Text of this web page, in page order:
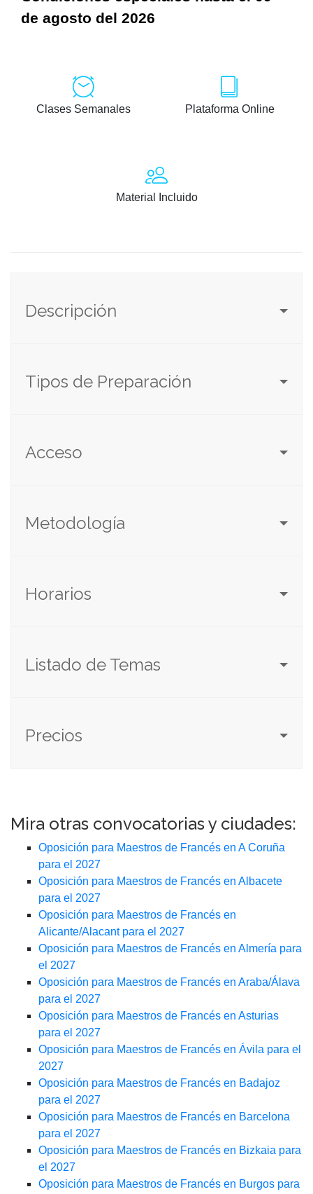
de agosto del 2026
Clases Semanales Plataforma Online
Material Incluido
Descripción
Tipos de Preparación
Acceso
Metodología
Horarios
Listado de Temas
Precios
Mira otras convocatorias y ciudades:
Oposición para Maestros de Francés en A Coruña
para el 2027
Oposición para Maestros de Francés en Albacete
para el 2027
Oposición para Maestros de Francés en
Alicante/Alacant para el 2027
Oposición para Maestros de Francés en Almería para
el 2027
Oposición para Maestros de Francés en Araba/Álava
para el 2027
Oposición para Maestros de Francés en Asturias
para el 2027
Oposición para Maestros de Francés en Ávila para el
2027
Oposición para Maestros de Francés en Badajoz
para el 2027
Oposición para Maestros de Francés en Barcelona
para el 2027
Oposición para Maestros de Francés en Bizkaia para
el 2027
Oposición para Maestros de Francés en Burgos para